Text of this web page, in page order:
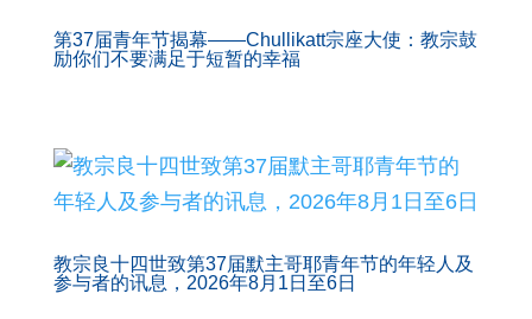
第37届青年节揭幕——Chullikatt宗座大使：教宗鼓
励你们不要满足于短暂的幸福
教宗良十四世致第37届默主哥耶青年节的年轻人及
参与者的讯息，2026年8月1日至6日